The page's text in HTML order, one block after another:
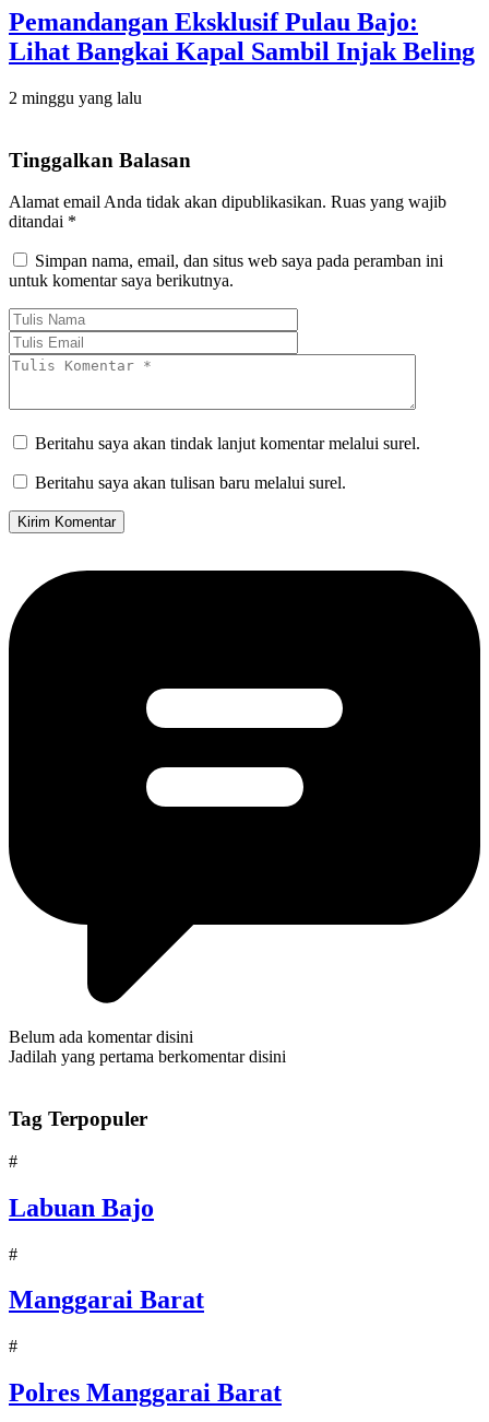
Pemandangan Eksklusif Pulau Bajo:
Lihat Bangkai Kapal Sambil Injak Beling
2 minggu yang lalu
Tinggalkan Balasan
Alamat email Anda tidak akan dipublikasikan. Ruas yang wajib
ditandai *
Simpan nama, email, dan situs web saya pada peramban ini
untuk komentar saya berikutnya.
Beritahu saya akan tindak lanjut komentar melalui surel.
Beritahu saya akan tulisan baru melalui surel.
Belum ada komentar disini
Jadilah yang pertama berkomentar disini
Tag Terpopuler
#
Labuan Bajo
#
Manggarai Barat
#
Polres Manggarai Barat